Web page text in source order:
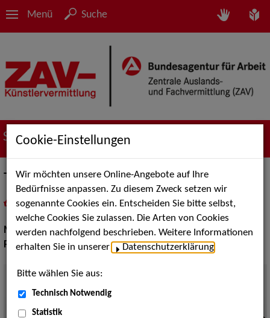
Menü Suche
Suche nach Künstler*innen
The Clogs
als PDF speichern
inMeine Merklistelegen
Musik:Pop, Rock & Tanzmusik
Pop Rock Tanzmusik:Rock, Oldies, Top 40
Cookie-Einstellungen
Wir möchten unsere Online-Angebote auf Ihre
Bedürfnisse anpassen. Zu diesem Zweck setzen wir
sogenannte Cookies ein. Entscheiden Sie bitte selbst,
welche Cookies Sie zulassen. Die Arten von Cookies
werden nachfolgend beschrieben. Weitere Informationen
erhalten Sie in unserer
Datenschutzerklärung
Bitte wählen Sie aus:
Technisch Notwendig
Statistik